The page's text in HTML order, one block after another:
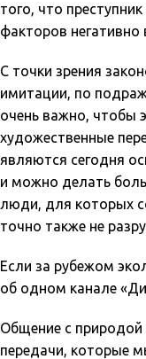
того, что
факторов негативно
С точки зрения
имитации, по
очень важно, чтобы
художественные
являются сегодня
и можно делать
люди, для которых
точно также не
Если за рубежом
об одном канале
Общение с природой
передачи, которые